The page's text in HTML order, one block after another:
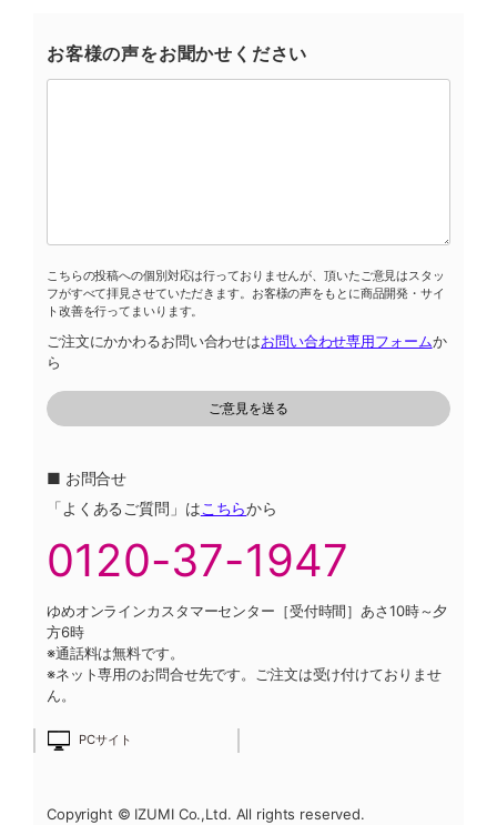
お客様の声をお聞かせください
こちらの投稿への個別対応は行っておりませんが、頂いたご意見はスタッ
フがすべて拝見させていただきます。お客様の声をもとに商品開発・サイ
ト改善を行ってまいります。
ご注文にかかわるお問い合わせはお問い合わせ専用フォームか
ら
■ お問合せ
「よくあるご質問」はこちらから
0120-37-1947
ゆめオンラインカスタマーセンター［受付時間］あさ10時～夕
方6時
※通話料は無料です。
※ネット専用のお問合せ先です。ご注文は受け付けておりませ
ん。
PCサイト
Copyright © IZUMI Co.,Ltd. All rights reserved.